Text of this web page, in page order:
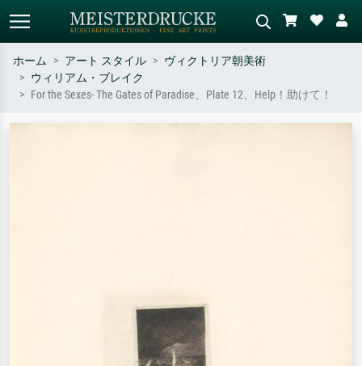
標準検索 AI画像検索
ホーム アート スタイル
ヴィクトリア朝美術
ウィリアム・ブレイク
For the Sexes- The Gates of Paradise、Plate 12、Help！助けて！